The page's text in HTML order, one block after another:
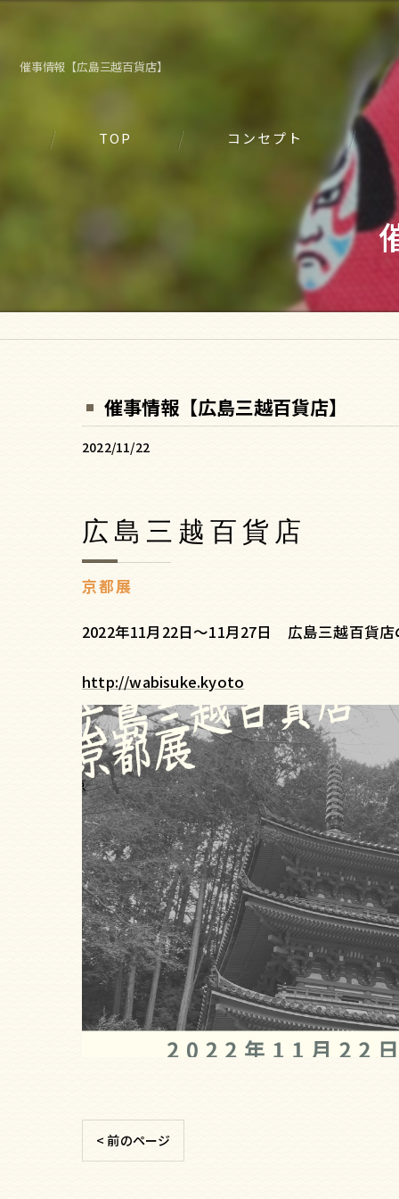
催事情報【広島三越百貨店】
TOP コンセプト
催事情報【広島三越百貨店】
2022/11/22
京都展
広島三越百貨店
2022年11月22日～11月27日 広島三越百貨
http://wabisuke.kyoto
< 前のページ